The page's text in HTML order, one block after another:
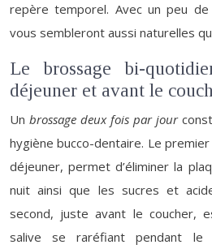
repère temporel. Avec un peu
vous sembleront aussi naturelles
Le brossage bi-
déjeuner et avant le
Un brossage deux fois par jour
hygiène bucco-dentaire. Le
déjeuner, permet d’éliminer la
nuit ainsi que les sucres et
second, juste avant le coucher,
salive se raréfiant pendant le